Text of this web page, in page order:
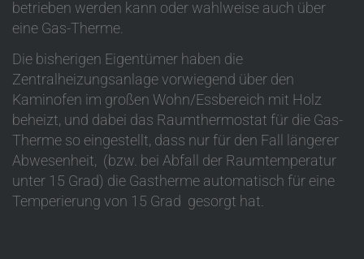
betrieben werden kann oder wahlweise auch über
eine Gas-Therme.
Die bisherigen Eigentümer haben die
Zentralheizungsanlage vorwiegend über den
Kaminofen im großen Wohn/Essbereich mit Holz
beheizt, und dabei das Raumthermostat für die Gas-
Therme so eingestellt, dass nur für den Fall längerer
Abwesenheit, (bzw. bei Abfall der Raumtemperatur
unter 15 Grad) die Gastherme automatisch für eine
Temperierung von 15 Grad gesorgt hat.